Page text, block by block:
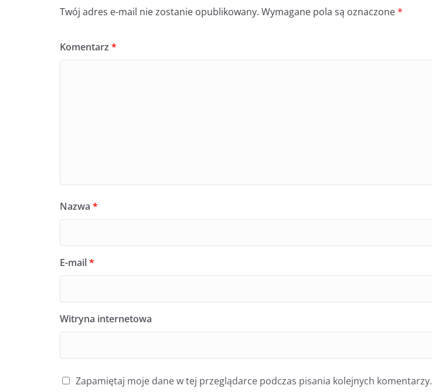
Twój adres e-mail nie zostanie opublikowany. Wymagane pola są oznaczone*
Komentarz *
Nazwa *
E-mail*
Witryna internetowa
Zapamiętaj moje dane w tej przeglądarce podczas pisania kolejnych komentarzy.